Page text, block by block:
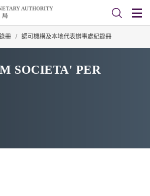
冊 / 認可機構及本地代表辦事處紀錄冊
SOCIETA' PER